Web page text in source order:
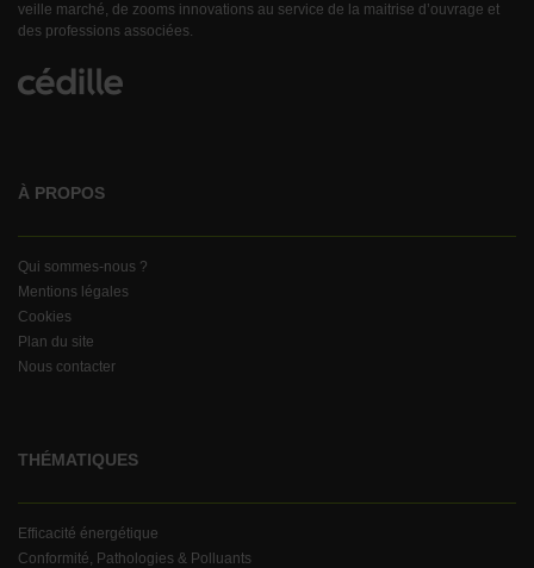
veille marché, de zooms innovations au service de la maitrise d’ouvrage et
des professions associées.
À PROPOS
Qui sommes-nous ?
Mentions légales
Cookies
Plan du site
Nous contacter
THÉMATIQUES
Efficacité énergétique
Conformité, Pathologies & Polluants